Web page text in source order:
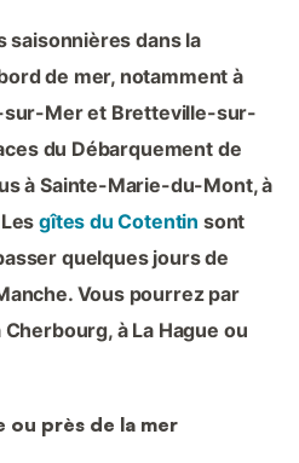
saisonnières dans la
de mer, notamment à
sur-Mer et Bretteville-sur-
du Débarquement de
à Sainte-Marie-du-Mont, à
Lesgîtes du Cotentin sont
quelques jours de
Vous pourrez par
à La Hague ou
ou près de la mer